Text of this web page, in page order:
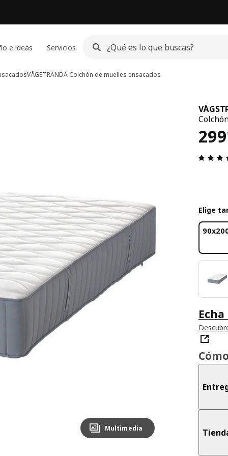
e ideas Servicios
VÅGSTRANDA Colchón de muelles ensacados
Multimedia
299
El
Elige